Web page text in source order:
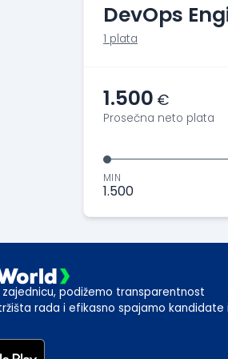
DevOps
1 plata
1.500 €
Prosečna neto plata
MIN
1.500
zajednicu, podižemo transparentnost
rada i efikasno spajamo kandidate i